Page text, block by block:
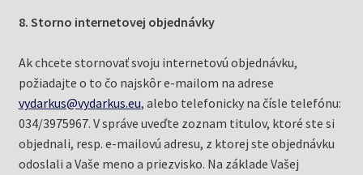
8. Storno internetovej objednávky
Ak chcete stornovať svoju internetovú objednávku,
požiadajte o to čo najskôr e-mailom na adrese
vydarkus@vydarkus.eu, alebo telefonicky na čísle telefónu:
034/3975967. V správe uveďte zoznam titulov, ktoré ste si
objednali, resp. e-mailovú adresu, z ktorej ste objednávku
odoslali a Vaše meno a priezvisko. Na základe Vašej